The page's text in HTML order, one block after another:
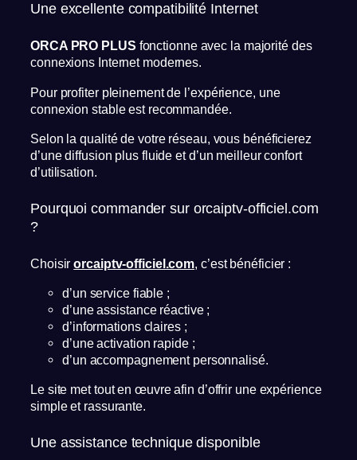
Une excellente compatibilité Internet
ORCA PRO PLUS fonctionne avec la majorité des
connexions Internet modernes.
Pour profiter pleinement de l’expérience, une
connexion stable est recommandée.
Selon la qualité de votre réseau, vous bénéficierez
d’une diffusion plus fluide et d’un meilleur confort
d’utilisation.
Pourquoi commander sur orcaiptv-officiel.com
?
Choisirorcaiptv-officiel.com, c’est bénéficier :
d’un service fiable ;
d’une assistance réactive ;
d’informations claires ;
d’une activation rapide ;
d’un accompagnement personnalisé.
Le site met tout en œuvre afin d’offrir une expérience
simple et rassurante.
Une assistance technique disponible